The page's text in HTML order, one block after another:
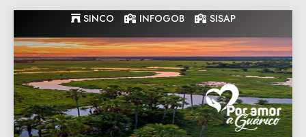
to
content
SINCO INFOGOB SISAP
Gobernacion
de Guarico
Gobernacion de Guarico